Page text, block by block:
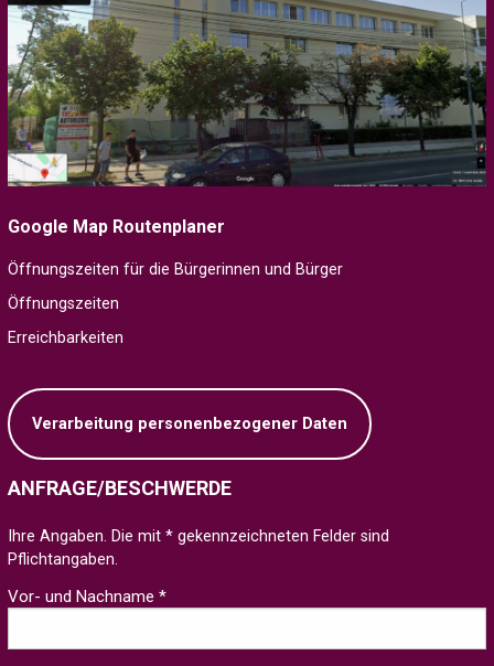
Google Map Routenplaner
Öffnungszeiten für die Bürgerinnen und Bürger
Öffnungszeiten
Erreichbarkeiten
Verarbeitung personenbezogener Daten
ANFRAGE/BESCHWERDE
Ihre Angaben. Die mit * gekennzeichneten Felder sind
Pflichtangaben.
Vor- und Nachname *